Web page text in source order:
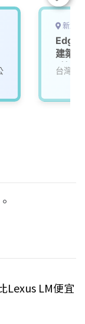
新北
Edge
建築
_技師
台灣寶
Lexus LM便宜